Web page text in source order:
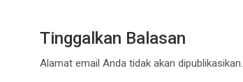
Tinggalkan Balasan
Alamat email Anda tidak akan dipublikasikan.